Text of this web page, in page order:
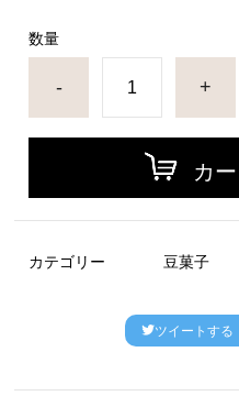
数量
- +
カ
カテゴリー 豆菓子
ツイートする